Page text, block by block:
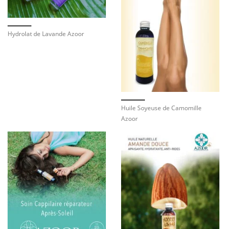
Hydrolat de Lavande Azoor
Huile Soyeuse de Camomille
Azoor